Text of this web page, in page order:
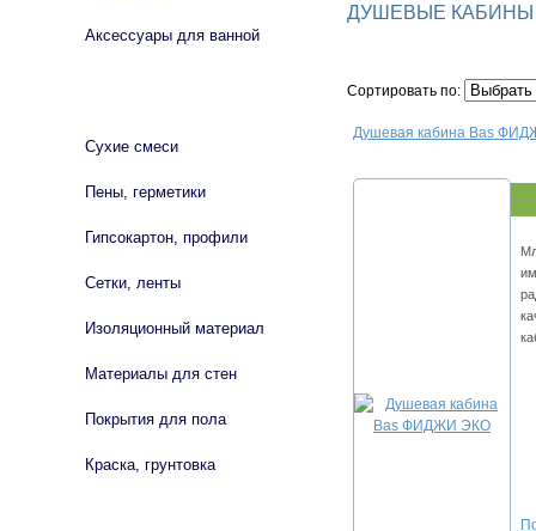
ДУШЕВЫЕ КАБИНЫ
Сортировать по:
Душевая кабина Bas
Аксессуары для ванной
Сухие смеси
Пены, герметики
Гипсокартон, профили
Сетки, ленты
Изоляционный материал
Материалы для стен
Покрытия для пола
Краска, грунтовка